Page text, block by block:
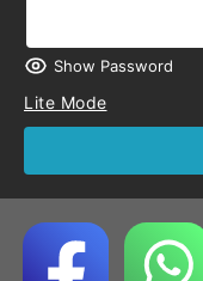
Show Password
Lite Mode